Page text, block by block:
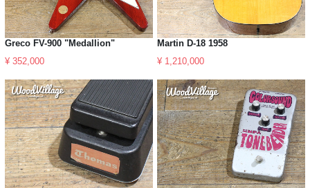
Greco FV-900 "Medallion"
¥ 352,000
Martin D-18 1958
¥ 1,210,000